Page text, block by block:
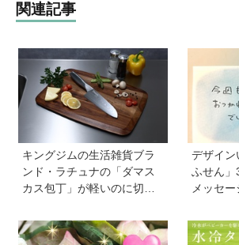
関連記事
キングジムの生活雑貨ブラ
ンド・ラチュナの「ダマス
カス包丁」が軽いのに切れ
スから卒業【プレゼントあ
り】
デザイン
ふせん」
メッセー
り残しま